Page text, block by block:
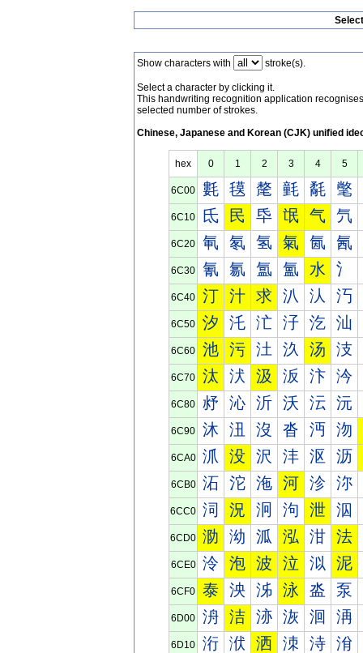
Show characters with stroke(s).
Select a character by clicking it.
This handwriting recognition application
selected number of strokes.
Chinese, Japanese and Korean (CJK) unified
hex 0 1 2 3 4 5
6C00 氀 氁 氂 氃 氄 氅
6C10 氐 民 氒 氓 气 氕
6C20 氠 氡 氢 氣 氤 氥
6C30 氰 氱 氲 氳 水 氵
6C40 汀 汁 求 汃 汄 汅
6C50 汐 汑 汒 汓 汔 汕
6C60 池 污 汢 汣 汤 汥
6C70 汰 汱 汲 汳 汴 汵
6C80 沀 沁 沂 沃 沄 沅
6C90 沐 沑 沒 沓 沔 沕
6CA0 沠 没 沢 沣 沤 沥
6CB0 沰 沱 沲 河 沴 沵
6CC0 泀 況 泂 泃 泄 泅
6CD0 泐 泑 泒 泓 泔 法
6CE0 泠 泡 波 泣 泤 泥
6CF0 泰 泱 泲 泳 泴 泵
6D00 洀 洁 洂 洃 洄 洅
6D10 洐 洑 洒 洓 洔 洕